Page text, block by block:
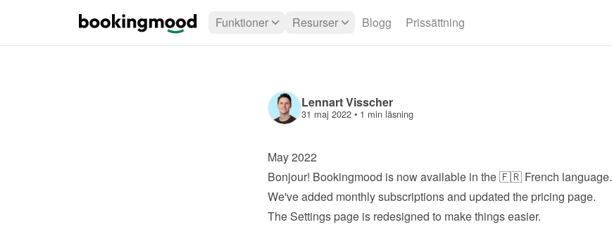
Funktioner Resurser Blogg Prissättning
Lennart Visscher
31 maj 2022 • 1 min läsning
May 2022
Bonjour! Bookingmood is now available in the 🇫🇷 French language.
We've added monthly subscriptions and updated the pricing page.
The Settings page is redesigned to make things easier.